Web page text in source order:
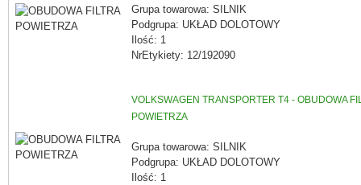
Grupa towarowa: SILNIK
Podgrupa: UKŁAD DOLOTOWY
Ilość: 1
NrEtykiety: 12/192090
VOLKSWAGEN TRANSPORTER T4 - OBUDOWA
POWIETRZA
Grupa towarowa: SILNIK
Podgrupa: UKŁAD DOLOTOWY
Ilość: 1